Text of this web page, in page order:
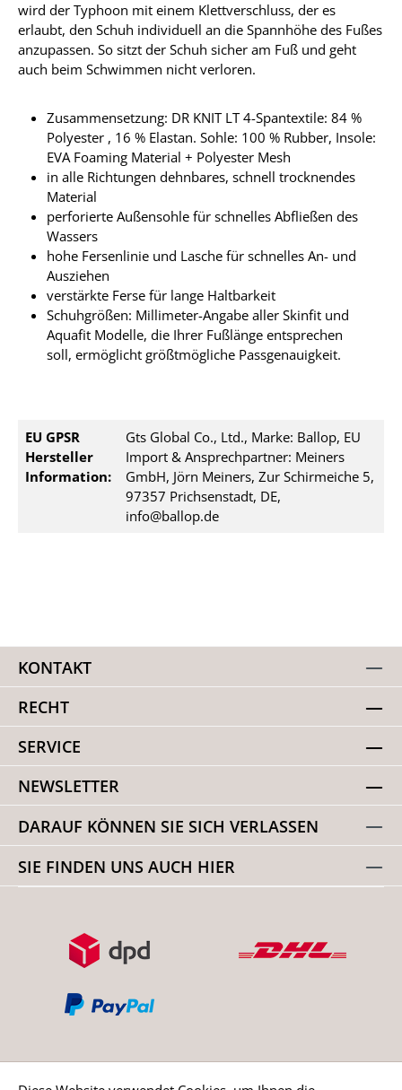
wird der Typhoon mit einem Klettverschluss, der es
erlaubt, den Schuh individuell an die Spannhöhe des Fußes
anzupassen. So sitzt der Schuh sicher am Fuß und geht
auch beim Schwimmen nicht verloren.
Zusammensetzung: DR KNIT LT 4-Spantextile: 84 %
Polyester , 16 % Elastan. Sohle: 100 % Rubber, Insole:
EVA Foaming Material + Polyester Mesh
in alle Richtungen dehnbares, schnell trocknendes
Material
perforierte Außensohle für schnelles Abfließen des
Wassers
hohe Fersenlinie und Lasche für schnelles An- und
Ausziehen
verstärkte Ferse für lange Haltbarkeit
Schuhgrößen: Millimeter-Angabe aller Skinfit und
Aquafit Modelle, die Ihrer Fußlänge entsprechen
soll, ermöglicht größtmögliche Passgenauigkeit.
EU GPSR
Hersteller
Information:
Gts Global Co., Ltd., Marke: Ballop, EU
Import & Ansprechpartner: Meiners
GmbH, Jörn Meiners, Zur Schirmeiche 5,
97357 Prichsenstadt, DE,
info@ballop.de
KONTAKT
RECHT
SERVICE
NEWSLETTER
DARAUF KÖNNEN SIE SICH VERLASSEN
SIE FINDEN UNS AUCH HIER